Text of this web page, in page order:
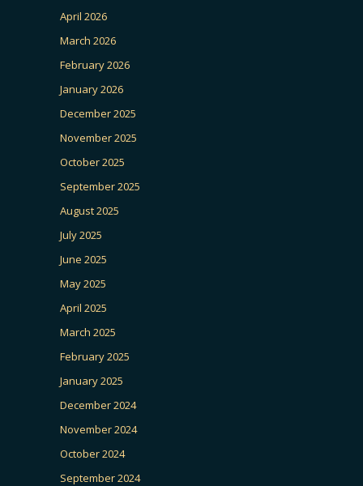
April 2026
March 2026
February 2026
January 2026
December 2025
November 2025
October 2025
September 2025
August 2025
July 2025
June 2025
May 2025
April 2025
March 2025
February 2025
January 2025
December 2024
November 2024
October 2024
September 2024